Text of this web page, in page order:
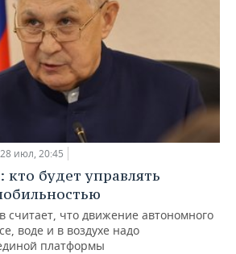
28 июл, 20:45
кто будет управлять
считает, что движение автономного
воде и в воздухе надо
платформы